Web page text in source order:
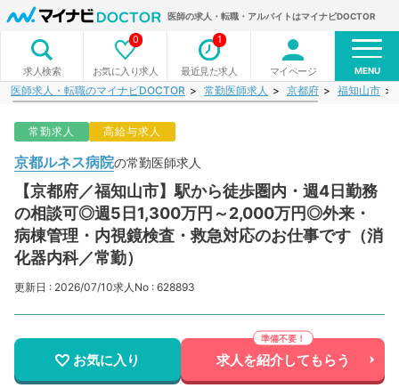
医師の求人・転職・アルバイトはマイナビDOCTOR
求人検索 お気に入り求人
0
最近見た求人
1
マイページ MENU
医師求人・転職のマイナビDOCTOR 常勤医師求人 京都府 福知山市
常勤求人 高給与求人
京都ルネス病院の常勤医師求人
【京都府／福知山市】駅から徒歩圏内・週4日勤務
の相談可◎週5日1,300万円～2,000万円◎外来・
病棟管理・内視鏡検査・救急対応のお仕事です（消
化器内科／常勤）
更新日 : 2026/07/10求人No : 628893
お気に入り 求人を紹介してもらう